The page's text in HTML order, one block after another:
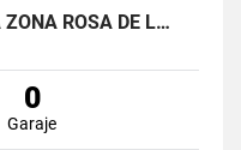
ZONA ROSA DE L…
0
Garaje